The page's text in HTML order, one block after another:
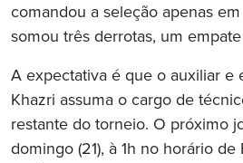
comandou a seleção apenas
somou três derrotas, um
A expectativa é que o auxiliar e
Khazri assuma o cargo de
restante do torneio. O próximo
domingo (21), à 1h no horário de